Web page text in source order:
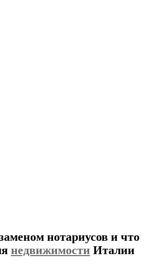
нотариусов и что
недвижимости Италии